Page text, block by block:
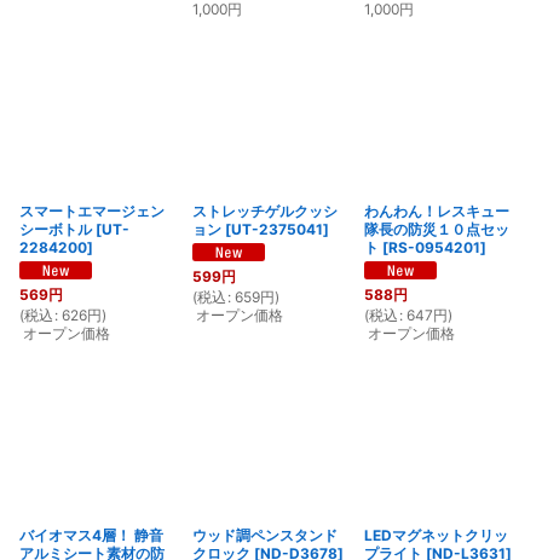
1,000円 1,000円
スマートエマージェン
シーボトル [UT-
2284200]
569円
(税込 : 626円)
オープン価格
ストレッチゲルクッシ
ョン [UT-2375041]
599円
(税込 : 659円)
オープン価格
わんわん！レスキュー
隊長の防災１０点セッ
ト [RS-0954201]
588円
(税込 : 647円)
オープン価格
バイオマス4層！ 静音
アルミシート素材の防
ウッド調ペンスタンド
クロック [ND-D3678]
LEDマグネットクリッ
プライト [ND-L3631]